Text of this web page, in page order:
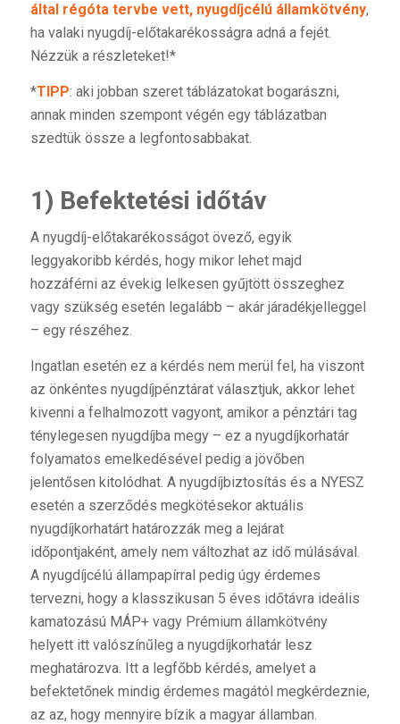
által régóta tervbe vett, nyugdíjcélú államkötvény,
ha valaki nyugdíj-előtakarékosságra adná a fejét.
Nézzük a részleteket!*
*TIPP: aki jobban szeret táblázatokat bogarászni,
annak minden szempont végén egy táblázatban
szedtük össze a legfontosabbakat.
1) Befektetési időtáv
A nyugdíj-előtakarékosságot övező, egyik
leggyakoribb kérdés, hogy mikor lehet majd
hozzáférni az évekig lelkesen gyűjtött összeghez
vagy szükség esetén legalább – akár járadékjelleggel
– egy részéhez.
Ingatlan esetén ez a kérdés nem merül fel, ha viszont
az önkéntes nyugdíjpénztárat választjuk, akkor lehet
kivenni a felhalmozott vagyont, amikor a pénztári tag
ténylegesen nyugdíjba megy – ez a nyugdíjkorhatár
folyamatos emelkedésével pedig a jövőben
jelentősen kitolódhat. A nyugdíjbiztosítás és a NYESZ
esetén a szerződés megkötésekor aktuális
nyugdíjkorhatárt határozzák meg a lejárat
időpontjaként, amely nem változhat az idő múlásával.
A nyugdíjcélú állampapírral pedig úgy érdemes
tervezni, hogy a klasszikusan 5 éves időtávra ideális
kamatozású MÁP+ vagy Prémium államkötvény
helyett itt valószínűleg a nyugdíjkorhatár lesz
meghatározva. Itt a legfőbb kérdés, amelyet a
befektetőnek mindig érdemes magától megkérdeznie,
az az, hogy mennyire bízik a magyar államban.